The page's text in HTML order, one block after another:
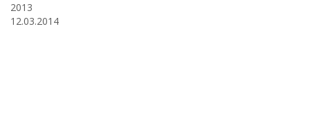
2013
12.03.2014